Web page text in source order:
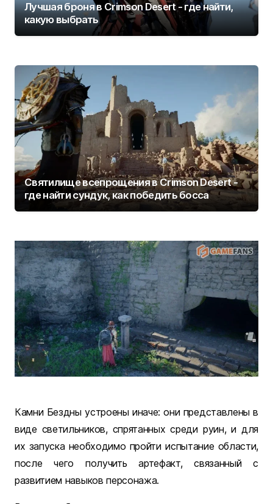
Лучшая броня в Crimson Desert - где найти,
какую выбрать
Святилище всепрощения в Crimson Desert -
где найти сундук, как победить босса
Камни Бездны устроены иначе: они представлены в
виде светильников, спрятанных среди руин, и для
их запуска необходимо пройти испытание области,
после чего получить артефакт, связанный с
развитием навыков персонажа.